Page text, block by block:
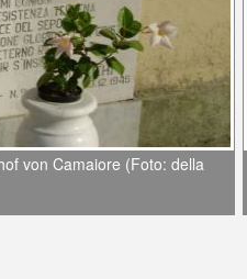
von Camaiore (Foto: della